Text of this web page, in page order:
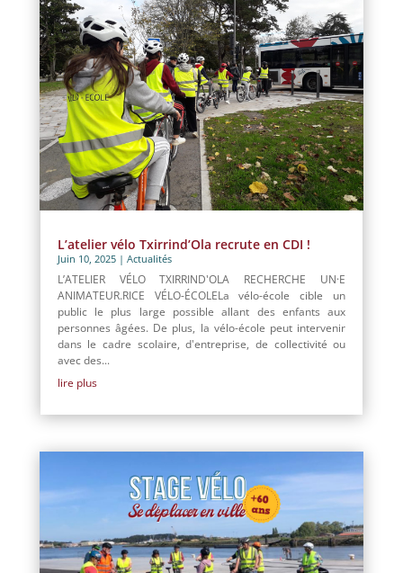
L’atelier vélo Txirrind’Ola recrute en CDI !
Juin 10, 2025| Actualités
L’ATELIER VÉLO TXIRRIND'OLA RECHERCHE UN·E
ANIMATEUR.RICE VÉLO-ÉCOLELa vélo-école cible un
public le plus large possible allant des enfants aux
personnes âgées. De plus, la vélo-école peut intervenir
dans le cadre scolaire, d'entreprise, de collectivité ou
avec des...
lire plus